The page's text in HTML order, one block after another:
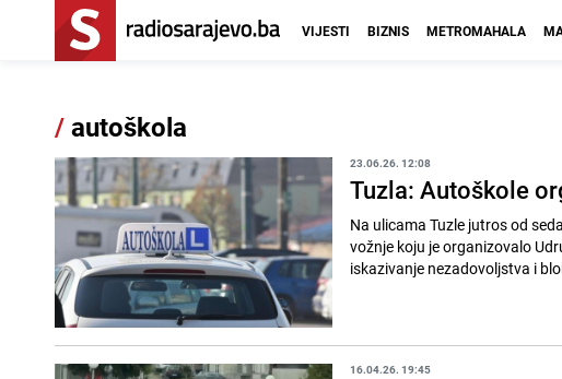
VIJESTI BIZNIS METROMAHALA
/autoškola
23.06.26. 12:08
Tuzla: Autoškole
Na ulicama Tuzle jutros od
vožnje koju je organizovalo
iskazivanje nezadovoljstva i
16.04.26. 19:45